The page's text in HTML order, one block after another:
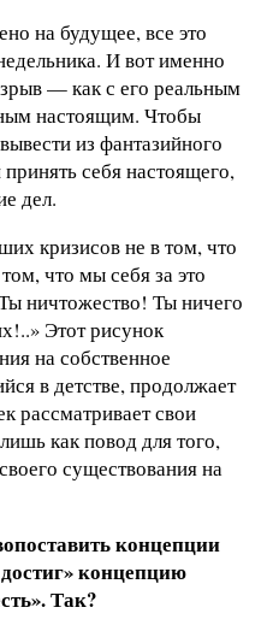
на будущее, все это
И вот именно
— как с его реальным
настоящим. Чтобы
из фантазийного
себя настоящего,
дел.
кризисов не в том, что
что мы себя за это
ничтожество! Ты ничего
Этот рисунок
на собственное
в детстве, продолжает
рассматривает свои
как повод для того,
существования на
концепции
концепцию
Так?